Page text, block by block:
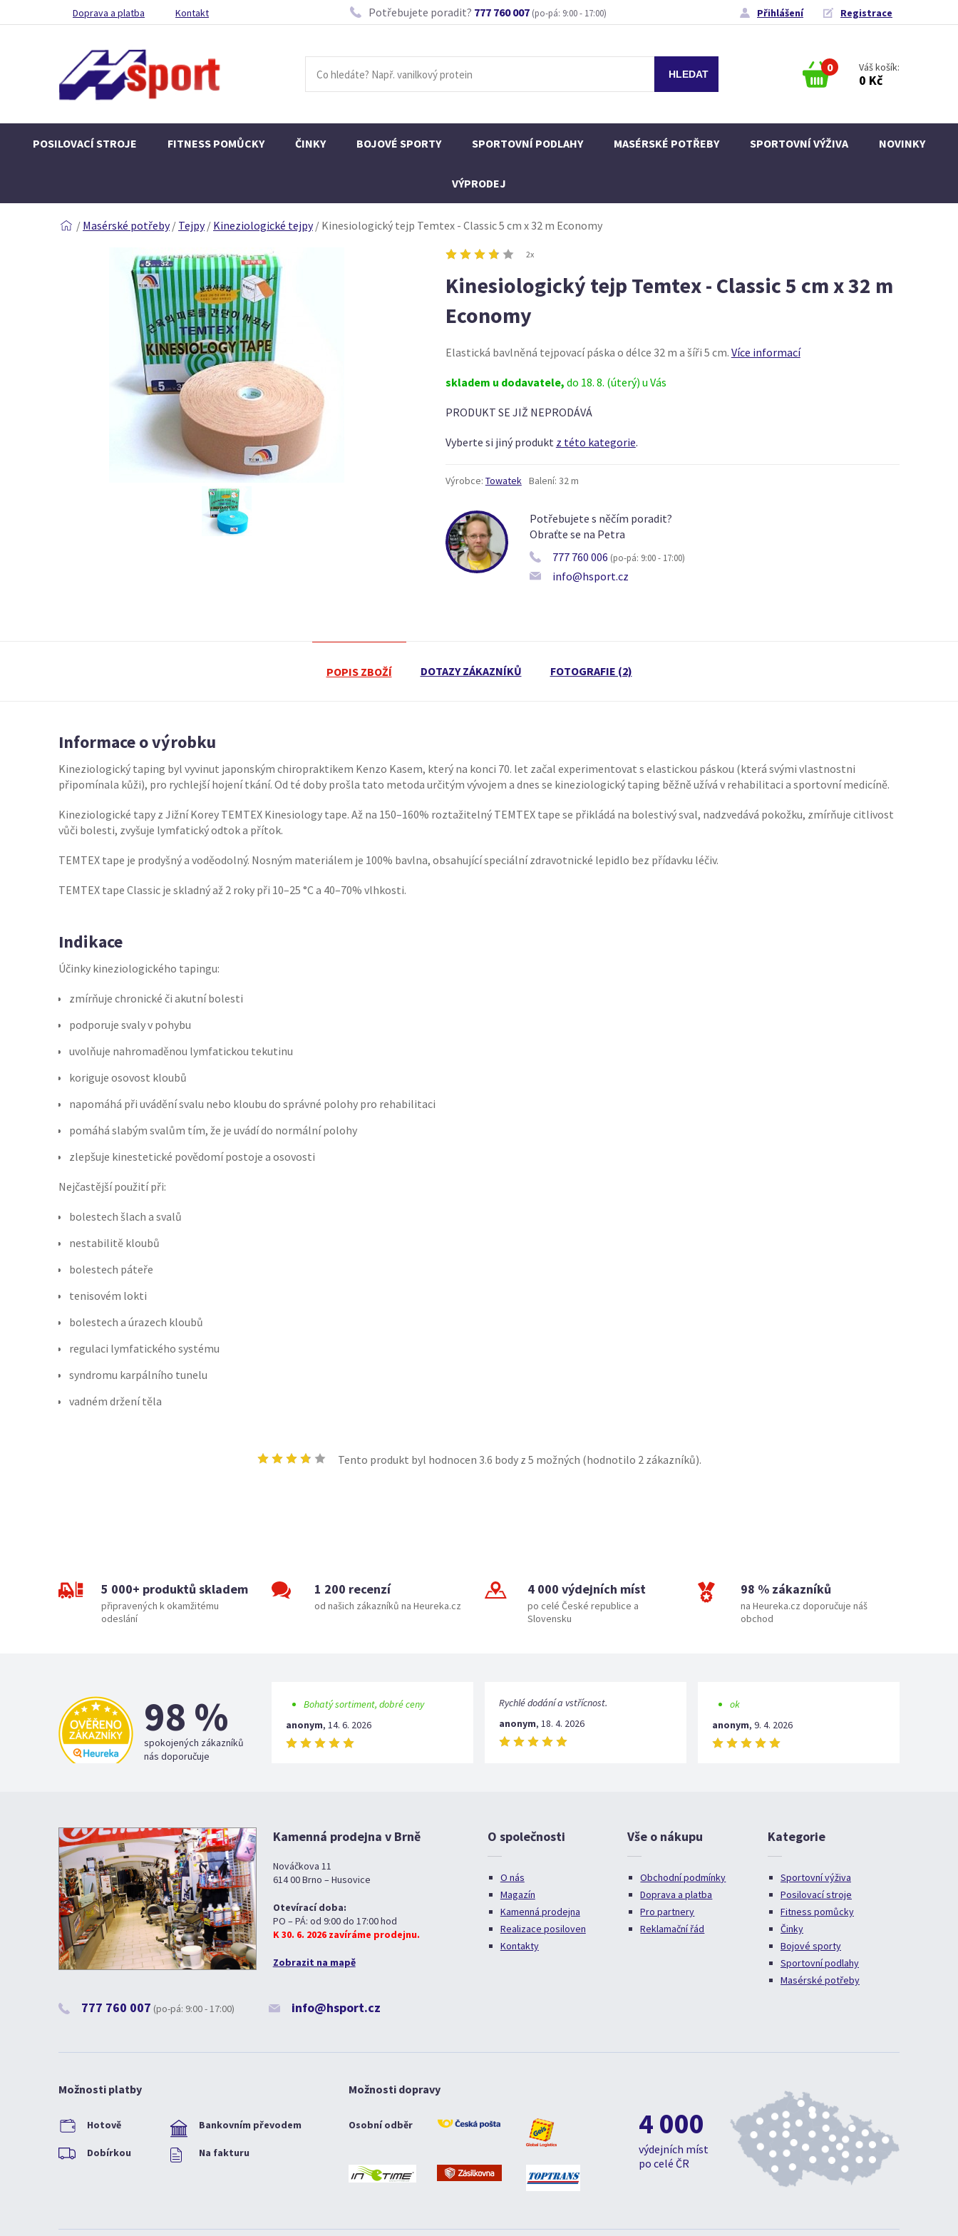
Doprava a platba Kontakt Potřebujete poradit? 777 760 007 (po-pá: 9:00 - 17:00) Přihlášení Registrace
0 Váš košík:
0 Kč
POSILOVACÍ STROJE FITNESS POMŮCKY ČINKY BOJOVÉ SPORTY SPORTOVNÍ PODLAHY MASÉRSKÉ POTŘEBY SPORTOVNÍ VÝŽIVA NOVINKY
VÝPRODEJ
/ Masérské potřeby / Tejpy / Kineziologické tejpy / Kinesiologický tejp Temtex - Classic 5 cm x 32 m Economy
2x
Kinesiologický tejp Temtex - Classic 5 cm x 32 m
Economy
Elastická bavlněná tejpovací páska o délce 32 m a šíři 5 cm. Více informací
skladem u dodavatele, do 18. 8. (úterý) u Vás
PRODUKT SE JIŽ NEPRODÁVÁ
Vyberte si jiný produkt z této kategorie.
Výrobce: Towatek Balení: 32 m
Potřebujete s něčím poradit?
Obraťte se na Petra
777 760 006 (po-pá: 9:00 - 17:00)
info@hsport.cz
POPIS ZBOŽÍ DOTAZY ZÁKAZNÍKŮ FOTOGRAFIE (2)
Informace o výrobku
Kineziologický taping byl vyvinut japonským chiropraktikem Kenzo Kasem, který na konci 70. let začal experimentovat s elastickou páskou (která svými vlastnostni
připomínala kůži), pro rychlejší hojení tkání. Od té doby prošla tato metoda určitým vývojem a dnes se kineziologický taping běžně užívá v rehabilitaci a sportovní medicíně.
Kineziologické tapy z Jižní Korey TEMTEX Kinesiology tape. Až na 150–160% roztažitelný TEMTEX tape se přikládá na bolestivý sval, nadzvedává pokožku, zmírňuje citlivost
vůči bolesti, zvyšuje lymfatický odtok a přítok.
TEMTEX tape je prodyšný a voděodolný. Nosným materiálem je 100% bavlna, obsahující speciální zdravotnické lepidlo bez přídavku léčiv.
TEMTEX tape Classic je skladný až 2 roky při 10–25 °C a 40–70% vlhkosti.
Indikace
Účinky kineziologického tapingu:
zmírňuje chronické či akutní bolesti
podporuje svaly v pohybu
uvolňuje nahromaděnou lymfatickou tekutinu
koriguje osovost kloubů
napomáhá při uvádění svalu nebo kloubu do správné polohy pro rehabilitaci
pomáhá slabým svalům tím, že je uvádí do normální polohy
zlepšuje kinestetické povědomí postoje a osovosti
Nejčastější použití při:
bolestech šlach a svalů
nestabilitě kloubů
bolestech páteře
tenisovém lokti
bolestech a úrazech kloubů
regulaci lymfatického systému
syndromu karpálního tunelu
vadném držení těla
Tento produkt byl hodnocen 3.6 body z 5 možných (hodnotilo 2zákazníků).
5 000+ produktů skladem
připravených k okamžitému
odeslání
1 200 recenzí
od našich zákazníků na Heureka.cz
4 000 výdejních míst
po celé České republice a
Slovensku
98 % zákazníků
na Heureka.cz doporučuje náš
obchod
98 %
spokojených zákazníků
nás doporučuje
Bohatý sortiment, dobré ceny
anonym, 14. 6. 2026
Rychlé dodání a vstřícnost.
anonym, 18. 4. 2026
ok
anonym, 9. 4. 2026
Kamenná prodejna v Brně
Nováčkova 11
614 00 Brno – Husovice
Otevírací doba:
PO – PÁ: od 9:00 do 17:00 hod
K 30. 6. 2026 zavíráme prodejnu.
Zobrazit na mapě
777 760 007 (po-pá: 9:00 - 17:00) info@hsport.cz
O společnosti
O nás
Magazín
Kamenná prodejna
Realizace posiloven
Kontakty
Vše o nákupu
Obchodní podmínky
Doprava a platba
Pro partnery
Reklamační řád
Kategorie
Sportovní výživa
Posilovací stroje
Fitness pomůcky
Činky
Bojové sporty
Sportovní podlahy
Masérské potřeby
Možnosti platby
Hotově Bankovním převodem
Dobírkou Na fakturu
Možnosti dopravy
Osobní odběr 4 000
výdejních míst
po celé ČR